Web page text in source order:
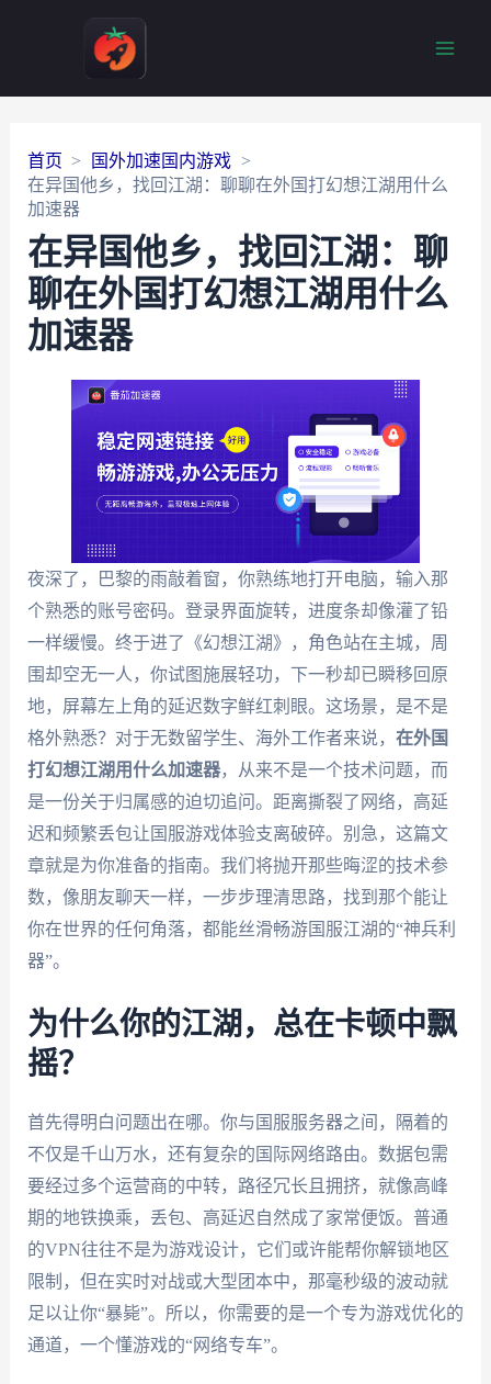
首页
国外加速国内游戏
在异国他乡，找回江湖：聊聊在外国打幻想江湖用什么
加速器
在异国他乡，找回江湖：聊
聊在外国打幻想江湖用什么
加速器
夜深了，巴黎的雨敲着窗，你熟练地打开电脑，输入那
个熟悉的账号密码。登录界面旋转，进度条却像灌了铅
一样缓慢。终于进了《幻想江湖》，角色站在主城，周
围却空无一人，你试图施展轻功，下一秒却已瞬移回原
地，屏幕左上角的延迟数字鲜红刺眼。这场景，是不是
格外熟悉？对于无数留学生、海外工作者来说， 在外国
打幻想江湖用什么加速器，从来不是一个技术问题，而
是一份关于归属感的迫切追问。距离撕裂了网络，高延
迟和频繁丢包让国服游戏体验支离破碎。别急，这篇文
章就是为你准备的指南。我们将抛开那些晦涩的技术参
数，像朋友聊天一样，一步步理清思路，找到那个能让
你在世界的任何角落，都能丝滑畅游国服江湖的“神兵利
器”。
为什么你的江湖，总在卡顿中飘
摇？
首先得明白问题出在哪。你与国服服务器之间，隔着的
不仅是千山万水，还有复杂的国际网络路由。数据包需
要经过多个运营商的中转，路径冗长且拥挤，就像高峰
期的地铁换乘，丢包、高延迟自然成了家常便饭。普通
的VPN往往不是为游戏设计，它们或许能帮你解锁地区
限制，但在实时对战或大型团本中，那毫秒级的波动就
足以让你“暴毙”。所以，你需要的是一个专为游戏优化的
通道，一个懂游戏的“网络专车”。